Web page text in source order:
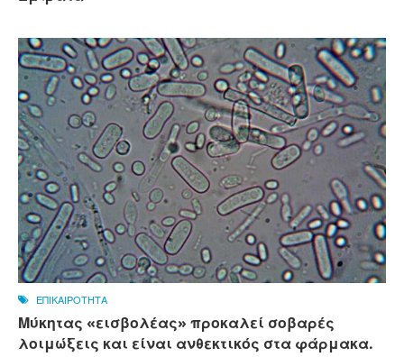
ΕΠΙΚΑΙΡΟΤΗΤΑ
Μύκητας «εισβολέας» προκαλεί σοβαρές
λοιμώξεις και είναι ανθεκτικός στα φάρμακα.